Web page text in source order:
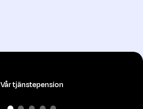
Vår tjänstepension